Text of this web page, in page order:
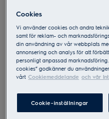
EPO50351BG
Pure 500
4.6 (202)
Säkerhetsinstruktioner och
Cookies
Vi använder cookies och andra
samt för reklam- och
din användning av vår webbplats
annonsering och analys för att
personligt anpassad
cookies” godkänner du
vårt Cookiemeddelande och vår
Cookie-inställningar